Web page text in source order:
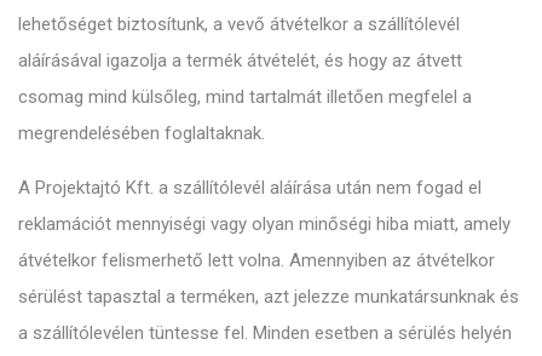
lehetőséget biztosítunk, a vevő átvételkor a szállítólevél
aláírásával igazolja a termék átvételét, és hogy az átvett
csomag mind külsőleg, mind tartalmát illetően megfelel a
megrendelésében foglaltaknak.
A Projektajtó Kft. a szállítólevél aláírása után nem fogad el
reklamációt mennyiségi vagy olyan minőségi hiba miatt, amely
átvételkor felismerhető lett volna. Amennyiben az átvételkor
sérülést tapasztal a terméken, azt jelezze munkatársunknak és
a szállítólevélen tüntesse fel. Minden esetben a sérülés helyén